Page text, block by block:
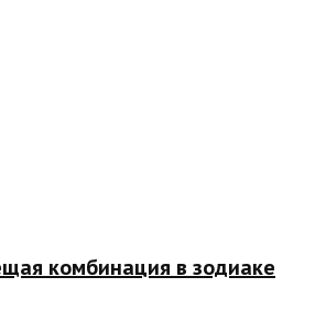
комбинация в зодиаке